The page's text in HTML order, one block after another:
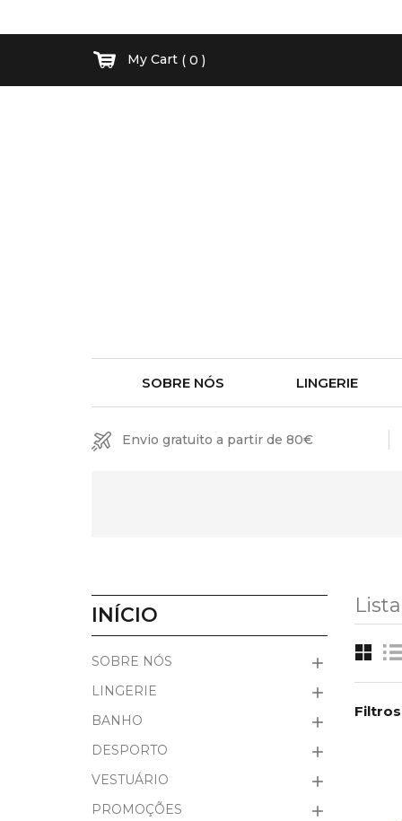
My Cart ( 0 )
SOBRE NÓS LINGERIE
Envio gratuito a partir de 80€
INÍCIO
SOBRE NÓS 
LINGERIE 
BANHO 
DESPORTO 
VESTUÁRIO 
PROMOÇÕES 